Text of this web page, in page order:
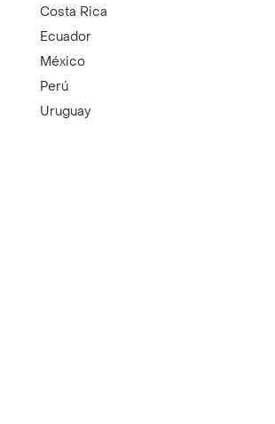
Costa Rica
Ecuador
México
Perú
Uruguay